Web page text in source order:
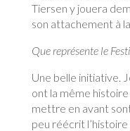
Tiersen y jouera
son attachement à
Que représente le
Une belle initiative.
ont la même
mettre en avant
peu réécrit